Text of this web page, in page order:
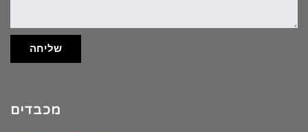
שליחה
מכבדים